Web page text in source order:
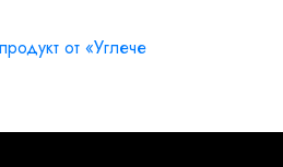
от «Углече